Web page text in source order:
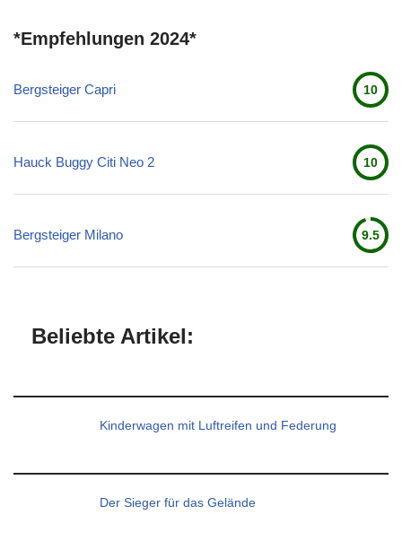
*Empfehlungen 2024*
Bergsteiger Capri 10
Hauck Buggy Citi Neo 2 10
Bergsteiger Milano 9.5
Beliebte Artikel:
Kinderwagen mit Luftreifen und Federung
Der Sieger für das Gelände